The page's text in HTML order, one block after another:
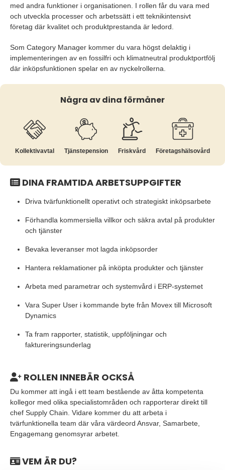
med andra funktioner i organisationen. I rollen får du vara med
och utveckla processer och arbetssätt i ett teknikintensivt
företag där kvalitet och produktprestanda är ledord.
Som Category Manager kommer du vara högst delaktig i
implementeringen av en fossilfri och klimatneutral produktportfölj
där inköpsfunktionen spelar en av nyckelrollerna.
Några av dina förmåner
Kollektiv­avtal Tjänste­pension Friskvård Företags­hälsovård
DINA FRAMTIDA ARBETSUPPGIFTER
Driva tvärfunktionellt operativt och strategiskt inköpsarbete
Förhandla kommersiella villkor och säkra avtal på produkter
och tjänster
Bevaka leveranser mot lagda inköpsorder
Hantera reklamationer på inköpta produkter och tjänster
Arbeta med parametrar och systemvård i ERP-systemet
Vara Super User i kommande byte från Movex till Microsoft
Dynamics
Ta fram rapporter, statistik, uppföljningar och
faktureringsunderlag
ROLLEN INNEBÄR OCKSÅ
Du kommer att ingå i ett team bestående av åtta kompetenta
kollegor med olika specialistområden och rapporterar direkt till
chef Supply Chain. Vidare kommer du att arbeta i
tvärfunktionella team där våra värdeord Ansvar, Samarbete,
Engagemang genomsyrar arbetet.
VEM ÄR DU?